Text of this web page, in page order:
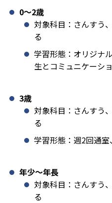
0〜2歳
対象科目：さんすう
る
学習形態：オリジナ
生とコミュニケーシ
3歳
対象科目：さんすう
る
学習形態：週2回通
年少〜年長
対象科目：さんすう
る